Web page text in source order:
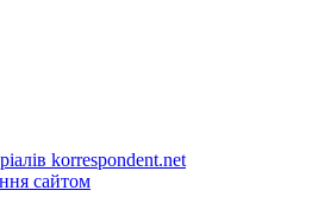
korrespondent.net
сайтом